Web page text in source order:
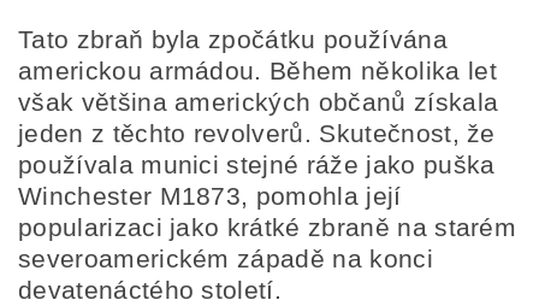
Tato zbraň byla zpočátku používána
americkou armádou. Během několika let
však většina amerických občanů získala
jeden z těchto revolverů. Skutečnost, že
používala munici stejné ráže jako puška
Winchester M1873, pomohla její
popularizaci jako krátké zbraně na starém
severoamerickém západě na konci
devatenáctého století.